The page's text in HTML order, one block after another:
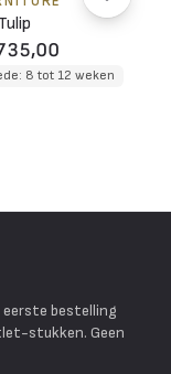
8 tot 12 weken
bestelling
stukken. Geen